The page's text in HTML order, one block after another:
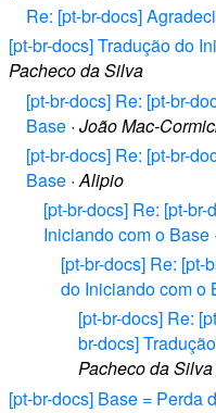
Re: [pt-br-docs]
[pt-br-docs] Tradução do
Pacheco da Silva
[pt-br-docs] Re: [pt-br-
Base · João Mac-
[pt-br-docs] Re: [pt-br-
Base ·Alipio
[pt-br-docs] Re: [pt-
Iniciando com o Base ·
[pt-br-docs] Re: [pt-
do Iniciando com o
[pt-br-docs] Re:
br-docs]
Pacheco da Silva
[pt-br-docs] Base = Perda